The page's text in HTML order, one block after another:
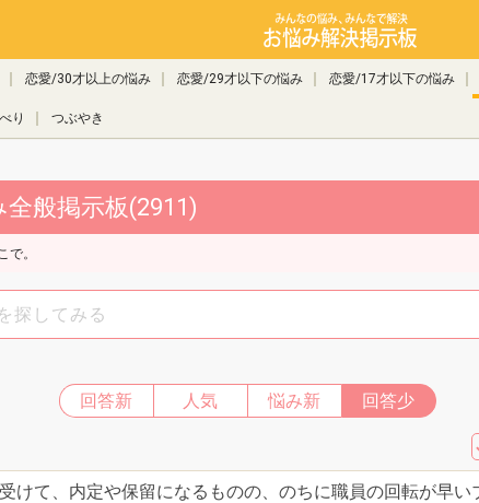
恋愛/30才以上の悩み 恋愛/29才以下の悩み 恋愛/17才以下の悩み
り つぶやき
般掲示板(2911)
で。
回答新 人気 悩み新 回答少
けて、内定や保留になるものの、のちに職員の回転が早い